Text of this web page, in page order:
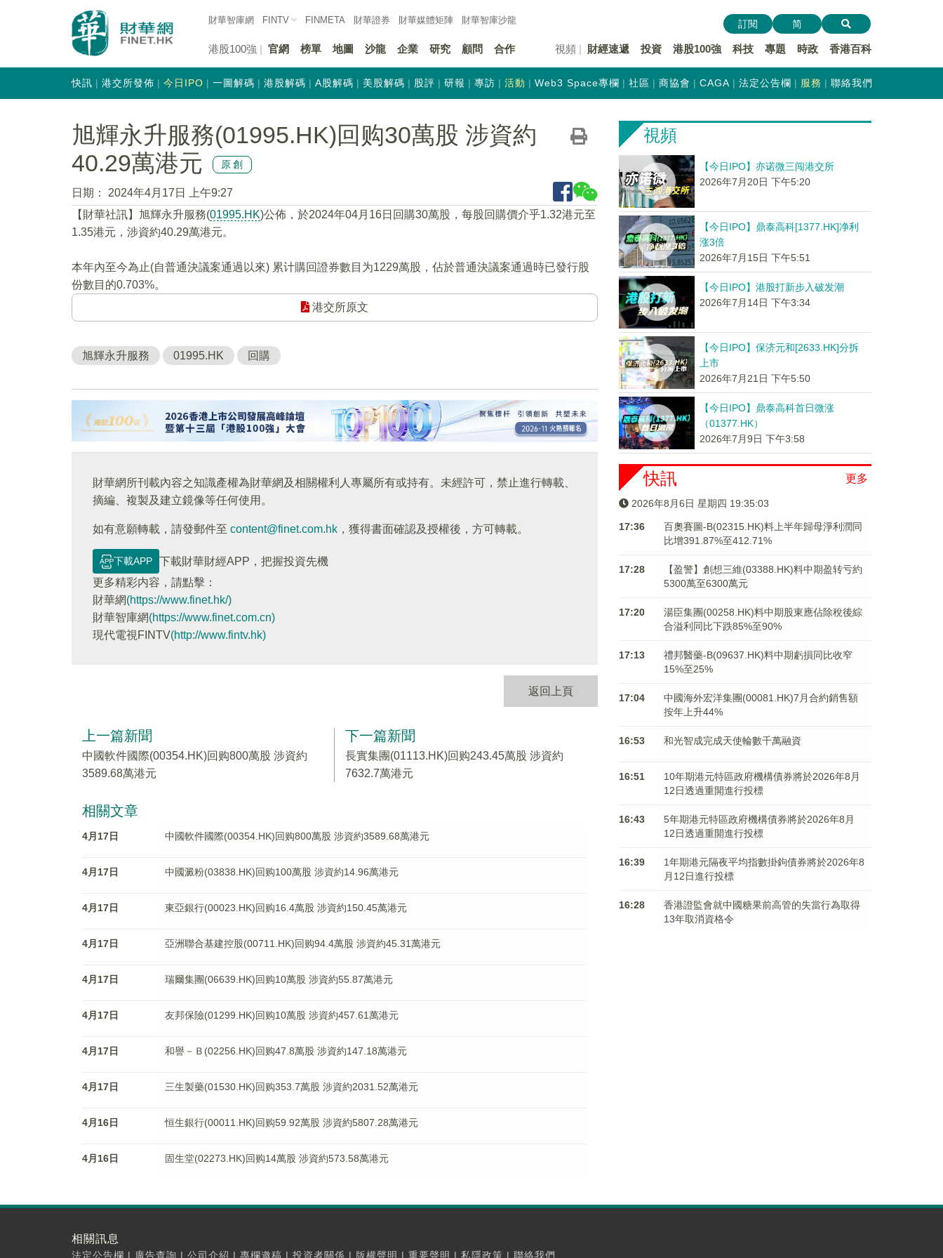
財華智庫網 FINTV FINMETA 財華證券 財華媒體矩陣 財華智庫沙龍
港股100強 官網 榜單 地圖 沙龍 企業 研究 顧問 合作 視頻 財經速遞 投資 港股100強 科技 專題 時政 香港百科
訂閱 简
快訊 港交所發佈 今日IPO 一圖解碼 港股解碼 A股解碼 美股解碼 股評 研報 專訪 活動 Web3 Space專欄 社區 商協會 CAGA 法定公告欄 服務 聯絡我們
旭輝永升服務(01995.HK)回购30萬股 涉資約
40.29萬港元
原創
日期：
2024年4月17日 上午9:27
【財華社訊】旭輝永升服務(01995.HK)公佈，於2024年04月16日回購30萬股，每股回購價介乎1.32港元至
1.35港元，涉資約40.29萬港元。
本年內至今為止(自普通決議案通過以來) 累计購回證券數目为1229萬股，佔於普通決議案通過時已發行股
份數目的0.703%。
港交所原文
旭輝永升服務 01995.HK 回購
財華網所刊載內容之知識產權為財華網及相關權利人專屬所有或持有。未經許可，禁止進行轉載、
摘編、複製及建立鏡像等任何使用。
如有意願轉載，請發郵件至 content@finet.com.hk ，獲得書面確認及授權後，方可轉載。
下載APP
下載財華財經APP，把握投資先機
更多精彩内容，請點擊：
財華網(https://www.finet.hk/)
財華智庫網(https://www.finet.com.cn)
現代電視FINTV(http://www.fintv.hk)
返回上頁
上一篇新聞
中國軟件國際(00354.HK)回购800萬股 涉資約
3589.68萬港元
下一篇新聞
長實集團(01113.HK)回购243.45萬股 涉資約
7632.7萬港元
相關文章
4月17日 中國軟件國際(00354.HK)回购800萬股 涉資約3589.68萬港元
4月17日 中國澱粉(03838.HK)回购100萬股 涉資約14.96萬港元
4月17日 東亞銀行(00023.HK)回购16.4萬股 涉資約150.45萬港元
4月17日 亞洲聯合基建控股(00711.HK)回购94.4萬股 涉資約45.31萬港元
4月17日 瑞爾集團(06639.HK)回购10萬股 涉資約55.87萬港元
4月17日 友邦保險(01299.HK)回购10萬股 涉資約457.61萬港元
4月17日 和譽－Ｂ(02256.HK)回购47.8萬股 涉資約147.18萬港元
4月17日 三生製藥(01530.HK)回购353.7萬股 涉資約2031.52萬港元
4月16日 恒生銀行(00011.HK)回购59.92萬股 涉資約5807.28萬港元
4月16日 固生堂(02273.HK)回购14萬股 涉資約573.58萬港元
視頻
【今日IPO】亦诺微三闯港交所
2026年7月20日 下午5:20
【今日IPO】鼎泰高科[1377.HK]净利
涨3倍
2026年7月15日 下午5:51
【今日IPO】港股打新步入破发潮
2026年7月14日 下午3:34
【今日IPO】保济元和[2633.HK]分拆
上市
2026年7月21日 下午5:50
【今日IPO】鼎泰高科首日微涨
（01377.HK）
2026年7月9日 下午3:58
更多
快訊
2026年8月6日 星期四 19:35:03
17:36
百奧賽圖-B(02315.HK)料上半年歸母淨利潤同
比增391.87%至412.71%
17:28
【盈警】創想三維(03388.HK)料中期盈转亏約
5300萬至6300萬元
17:20
湯臣集團(00258.HK)料中期股東應佔除稅後綜
合溢利同比下跌85%至90%
17:13
禮邦醫藥-B(09637.HK)料中期虧損同比收窄
15%至25%
17:04
中國海外宏洋集團(00081.HK)7月合約銷售額
按年上升44%
16:53 和光智成完成天使輪數千萬融資
16:51
10年期港元特區政府機構債券將於2026年8月
12日透過重開進行投標
16:43
5年期港元特區政府機構債券將於2026年8月
12日透過重開進行投標
16:39
1年期港元隔夜平均指數掛鉤債券將於2026年8
月12日進行投標
16:28
香港證監會就中國糖果前高管的失當行為取得
13年取消資格令
相關訊息
法定公告欄 | 廣告查詢 | 公司介紹 | 專欄邀稿 | 投資者關係 | 版權聲明 | 重要聲明 | 私隱政策 | 聯絡我們